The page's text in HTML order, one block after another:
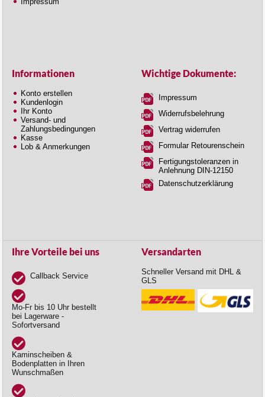
Informationen
Konto erstellen
Kundenlogin
Ihr Konto
Versand- und
Zahlungsbedingungen
Kasse
Lob & Anmerkungen
Wichtige Dokumente:
Impressum
Widerrufsbelehrung
Vertrag widerrufen
Formular Retourenschein
Fertigungstoleranzen in
Anlehnung DIN-12150
Datenschutzerklärung
Ihre Vorteile bei uns
Callback Service
Mo-Fr bis 10 Uhr bestellt
bei Lagerware -
Sofortversand
Kaminscheiben &
Bodenplatten in Ihren
Wunschmaßen
Versandarten
Schneller Versand mit DHL &
GLS